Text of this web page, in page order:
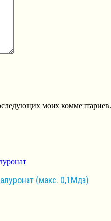
моих комментариев.
(макс. 0,1Мда)